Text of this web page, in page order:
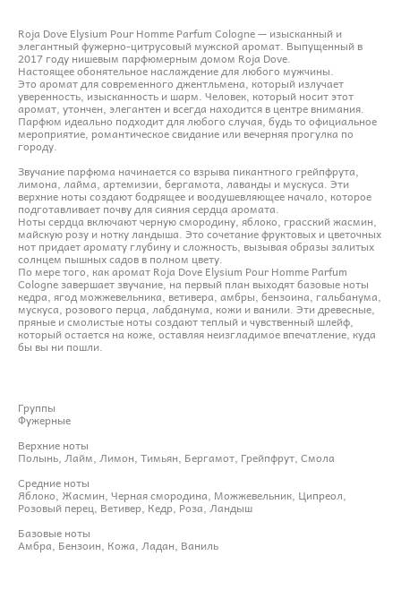
Roja Dove Elysium Pour Homme Parfum Cologne — изысканный и
элегантный фужерно-цитрусовый мужской аромат. Выпущенный в
2017 году нишевым парфюмерным домом Roja Dove.
Настоящее обонятельное наслаждение для любого мужчины.
Это аромат для современного джентльмена, который излучает
уверенность, изысканность и шарм. Человек, который носит этот
аромат, утончен, элегантен и всегда находится в центре внимания.
Парфюм идеально подходит для любого случая, будь то официальное
мероприятие, романтическое свидание или вечерняя прогулка по
городу.
Звучание парфюма начинается со взрыва пикантного грейпфрута,
лимона, лайма, артемизии, бергамота, лаванды и мускуса. Эти
верхние ноты создают бодрящее и воодушевляющее начало, которое
подготавливает почву для сияния сердца аромата.
Ноты сердца включают черную смородину, яблоко, грасский жасмин,
майскую розу и нотку ландыша. Это сочетание фруктовых и цветочных
нот придает аромату глубину и сложность, вызывая образы залитых
солнцем пышных садов в полном цвету.
По мере того, как аромат Roja Dove Elysium Pour Homme Parfum
Cologne завершает звучание, на первый план выходят базовые ноты
кедра, ягод можжевельника, ветивера, амбры, бензоина, гальбанума,
мускуса, розового перца, лабданума, кожи и ванили. Эти древесные,
пряные и смолистые ноты создают теплый и чувственный шлейф,
который остается на коже, оставляя неизгладимое впечатление, куда
бы вы ни пошли.
Группы
Фужерные
Верхние ноты
Полынь, Лайм, Лимон, Тимьян, Бергамот, Грейпфрут, Смола
Средние ноты
Яблоко, Жасмин, Черная смородина, Можжевельник, Ципреол,
Розовый перец, Ветивер, Кедр, Роза, Ландыш
Базовые ноты
Амбра, Бензоин, Кожа, Ладан, Ваниль